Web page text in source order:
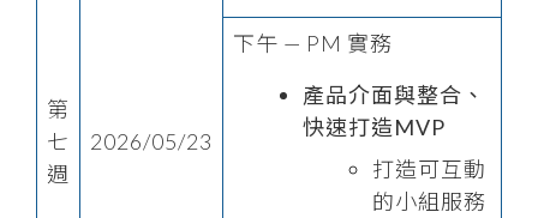
第
七
週
2026/05/23
下午 — PM 實務
產品介面與整合、
快速打造MVP
打造可互動
的小組服務